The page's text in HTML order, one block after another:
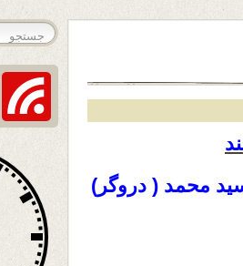
محمد ( دروگر)